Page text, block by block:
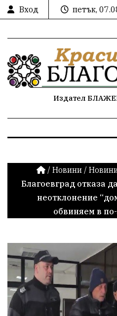
Вход
петък,
Издател
/ Новини /
Благоевград отказа
неотклонение
обвиняем в